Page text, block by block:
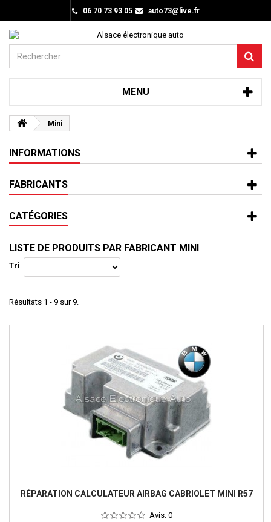
06 70 73 93 05 auto73@live.fr
MENU
Mini
INFORMATIONS
FABRICANTS
CATÉGORIES
LISTE DE PRODUITS PAR FABRICANT MINI
Tri
Résultats 1 - 9 sur 9.
RÉPARATION CALCULATEUR AIRBAG CABRIOLET MINI R57
Avis: 0